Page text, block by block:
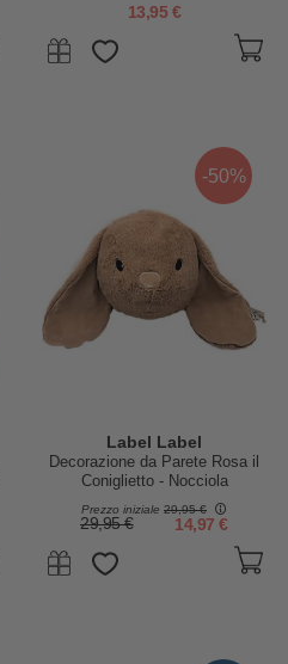
13,95 €
-50%
Label Label
Decorazione da Parete Rosa il
Coniglietto - Nocciola
Prezzo iniziale 29,95 €
29,95 € 14,97 €